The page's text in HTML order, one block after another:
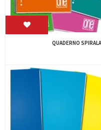
QUADERNO